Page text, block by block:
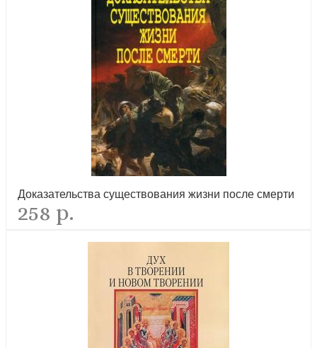
Свечу не ставят под спудом. Рассказы
Сердце всегда с тобой. Повести и рассказы
Доказательства существования жизни после смерти
258 р.